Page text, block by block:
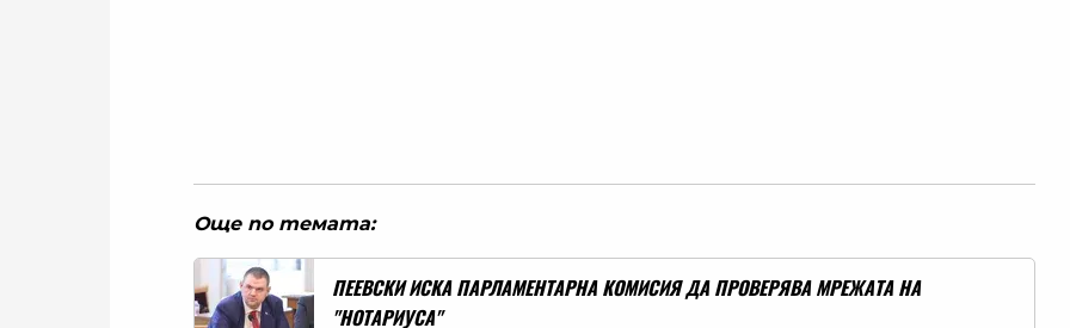
Още по темата:
ПЕЕВСКИ ИСКА ПАРЛАМЕНТАРНА КОМИСИЯ ДА ПРОВЕРЯВА МРЕЖАТА НА
"НОТАРИУСА"